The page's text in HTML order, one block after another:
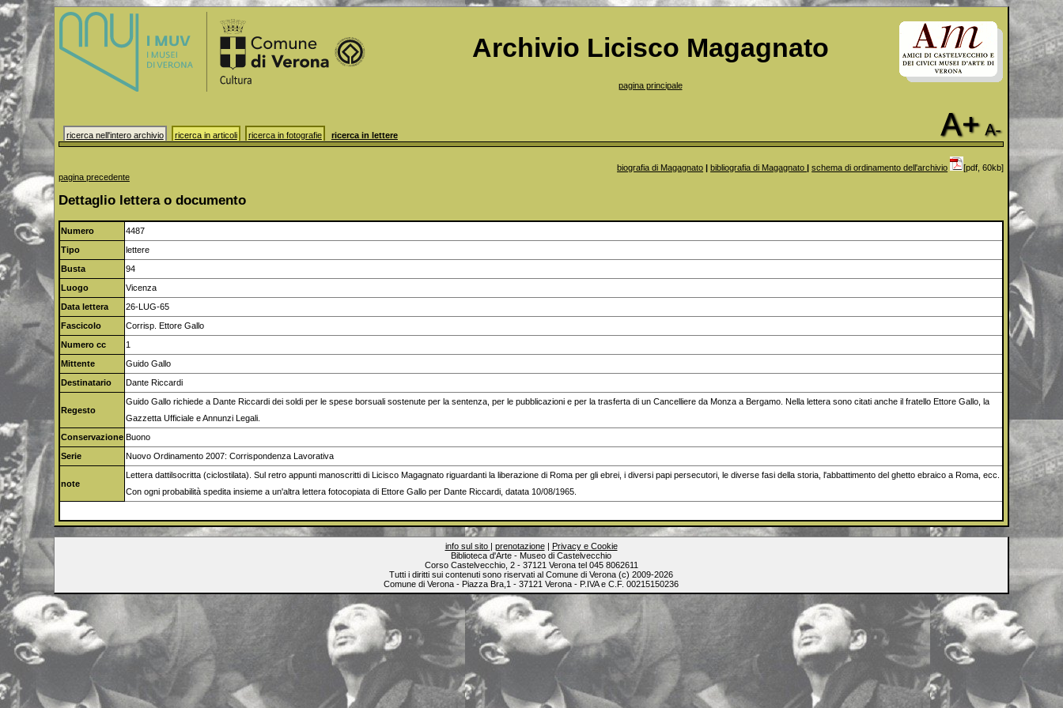
Archivio Licisco Magagnato
pagina principale
ricerca nell'intero archivio ricerca in articoli ricerca in fotografie ricerca in lettere
biografia di Magagnato bibliografia di Magagnato schema di ordinamento dell'archivio
[pdf, 60kb]
pagina precedente
Dettaglio lettera o documento
Numero
4487
Tipo
lettere
Busta
94
Luogo
Vicenza
Data lettera
26-LUG-65
Fascicolo
Corrisp. Ettore Gallo
Numero cc
1
Mittente
Guido Gallo
Destinatario
Dante Riccardi
Regesto
Guido Gallo richiede a Dante Riccardi dei soldi per le spese borsuali sostenute per la sentenza, per le pubblicazioni e per la trasferta di un Cancelliere da Monza a Bergamo. Nella lettera sono citati anche il fratello Ettore Gallo, la
Gazzetta Ufficiale e Annunzi Legali.
Conservazione Buono
Serie
Nuovo Ordinamento 2007: Corrispondenza Lavorativa
note
Lettera dattilsocritta (ciclostilata). Sul retro appunti manoscritti di Licisco Magagnato riguardanti la liberazione di Roma per gli ebrei, i diversi papi persecutori, le diverse fasi della storia, l'abbattimento del ghetto ebraico a Roma, ecc.
Con ogni probabilità spedita insieme a un'altra lettera fotocopiata di Ettore Gallo per Dante Riccardi, datata 10/08/1965.
info sul sito | prenotazione| Privacy e Cookie
Biblioteca d'Arte - Museo di Castelvecchio
Corso Castelvecchio, 2 - 37121 Verona tel 045 8062611
Tutti i diritti sui contenuti sono riservati al Comune di Verona (c) 2009-2026
Comune di Verona - Piazza Bra,1 - 37121 Verona - P.IVA e C.F. 00215150236